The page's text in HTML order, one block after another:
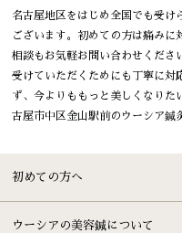
名古屋地区をはじめ全国でも受け
ございます。初めての方は痛みに
相談もお気軽お問い合わせくださ
受けていただくためにも丁寧に対
ず、今よりももっと美しくなりた
古屋市中区金山駅前のウーシア鍼
初めての方へ
ウーシアの美容鍼について